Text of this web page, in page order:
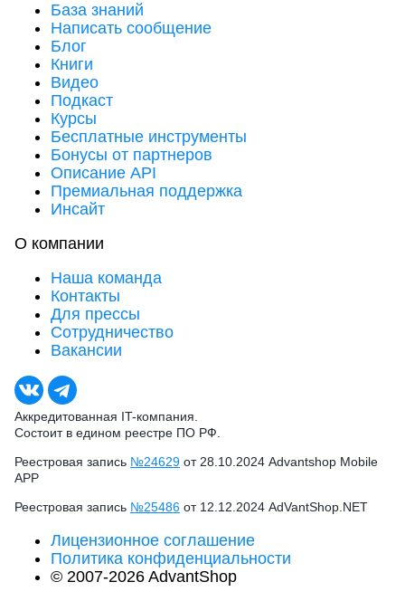
База знаний
Написать сообщение
Блог
Книги
Видео
Подкаст
Курсы
Бесплатные инструменты
Бонусы от партнеров
Описание API
Премиальная поддержка
Инсайт
О компании
Наша команда
Контакты
Для прессы
Сотрудничество
Вакансии
Аккредитованная IT-компания.
Состоит в едином реестре ПО РФ.
Реестровая запись №24629 от 28.10.2024 Advantshop Mobile
APP
Реестровая запись №25486 от 12.12.2024 AdVantShop.NET
Лицензионное соглашение
Политика конфиденциальности
© 2007-2026 AdvantShop